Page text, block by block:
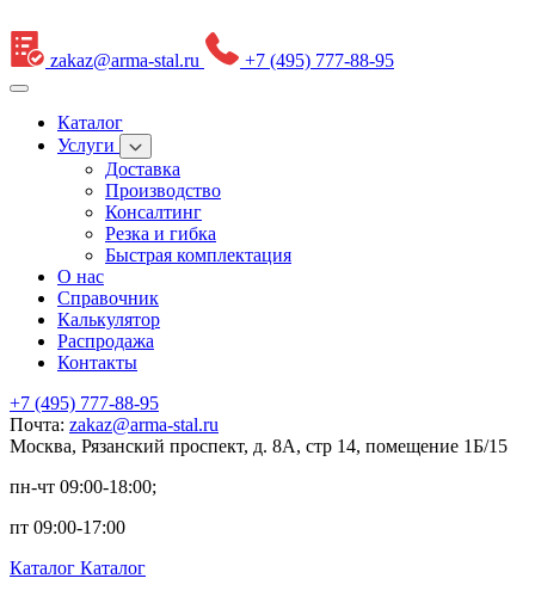
zakaz@arma-stal.ru +7 (495) 777-88-95
Каталог
Услуги
Доставка
Производство
Консалтинг
Резка и гибка
Быстрая комплектация
О нас
Справочник
Калькулятор
Распродажа
Контакты
+7 (495) 777-88-95
Почта: zakaz@arma-stal.ru
Москва, Рязанский проспект, д. 8А, стр 14, помещение 1Б/15
пн-чт 09:00-18:00;
пт 09:00-17:00
Каталог Каталог